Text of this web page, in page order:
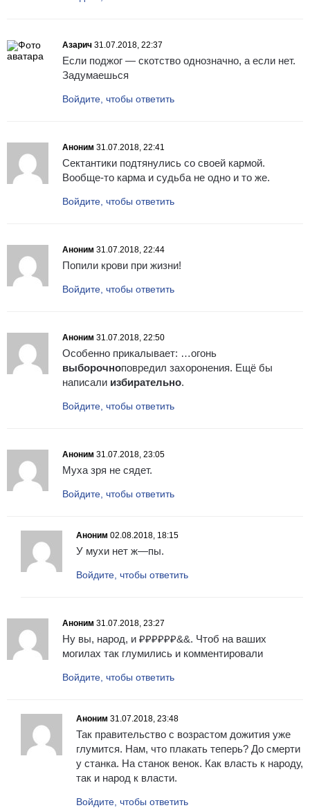
Азарич 31.07.2018, 22:37
Если поджог — скотство однозначно, а если нет.
Задумаешься
Войдите, чтобы ответить
Аноним 31.07.2018, 22:41
Сектантики подтянулись со своей кармой.
Вообще-то карма и судьба не одно и то же.
Войдите, чтобы ответить
Аноним 31.07.2018, 22:44
Попили крови при жизни!
Войдите, чтобы ответить
Аноним 31.07.2018, 22:50
Особенно прикалывает: …огонь
выборочноповредил захоронения. Ещё бы
написали избирательно.
Войдите, чтобы ответить
Аноним 31.07.2018, 23:05
Муха зря не сядет.
Войдите, чтобы ответить
Аноним 02.08.2018, 18:15
У мухи нет ж—пы.
Войдите, чтобы ответить
Аноним 31.07.2018, 23:27
Ну вы, народ, и ₽₽₽₽₽₽&&. Чтоб на ваших
могилах так глумились и комментировали
Войдите, чтобы ответить
Аноним 31.07.2018, 23:48
Так правительство с возрастом дожития уже
глумится. Нам, что плакать теперь? До смерти
у станка. На станок венок. Как власть к народу,
так и народ к власти.
Войдите, чтобы ответить